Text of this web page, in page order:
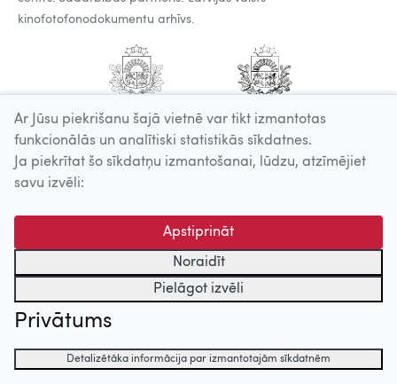
kinofotofonodokumentu arhīvs.
Ar Jūsu piekrišanu šajā vietnē var tikt izmantotas
funkcionālās un analītiski statistikās sīkdatnes.
Ja piekrītat šo sīkdatņu izmantošanai, lūdzu, atzīmējiet
savu izvēli:
Apstiprināt
Noraidīt
Pielāgot izvēli
Privātums
Detalizētāka informācija par izmantotajām sīkdatnēm